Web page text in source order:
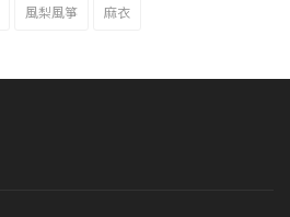
風梨風箏 麻衣